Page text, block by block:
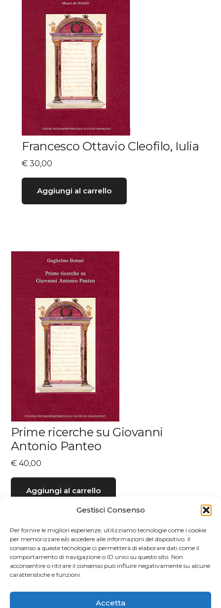
Gestisci Consenso
Per fornire le migliori esperienze, utilizziamo tecnologie come i cookie
per memorizzare e/o accedere alle informazioni del dispositivo. Il
consenso a queste tecnologie ci permetterà di elaborare dati come il
comportamento di navigazione o ID unici su questo sito. Non
acconsentire o ritirare il consenso può influire negativamente su alcune
caratteristiche e funzioni.
Accetta
Francesco Ottavio Cleofilo, Iulia
€ 30,00
Aggiungi al carrello
Prime ricerche su Giovanni
Antonio Panteo
€ 40,00
Aggiungi al carrello